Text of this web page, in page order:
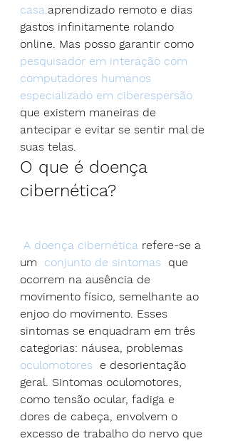
casa,aprendizado remoto e dias
gastos infinitamente rolando
online. Mas posso garantir como
pesquisador em interação com
computadores humanos
especializado em ciberespersão
que existem maneiras de
antecipar e evitar se sentir mal de
suas telas.
O que é doença
cibernética?
A doença cibernética refere-se a
um conjunto de sintomas
  que
ocorrem na ausência de
movimento físico, semelhante ao
enjoo do movimento. Esses
sintomas se enquadram em três
categorias: náusea, problemas
oculomotores
  e desorientação
geral. Sintomas oculomotores,
como tensão ocular, fadiga e
dores de cabeça, envolvem o
excesso de trabalho do nervo que